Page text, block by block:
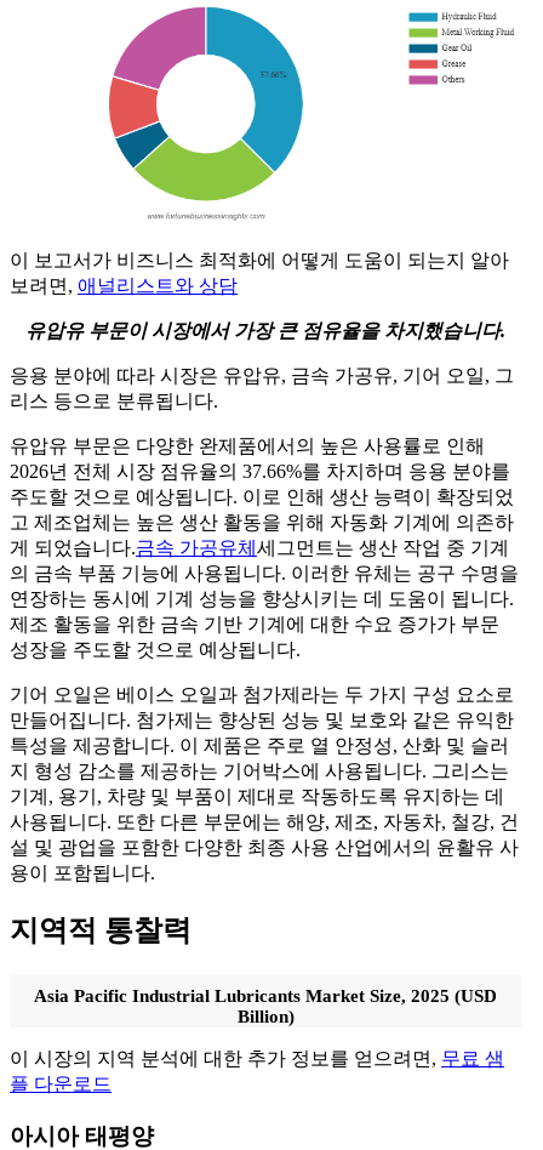
이 보고서가 비즈니스 최적화에 어떻게 도움이 되는지 알아
보려면, 애널리스트와 상담
유압유 부문이 시장에서 가장 큰 점유율을 차지했습니다.
응용 분야에 따라 시장은 유압유, 금속 가공유, 기어 오일, 그
리스 등으로 분류됩니다.
유압유 부문은 다양한 완제품에서의 높은 사용률로 인해
2026년 전체 시장 점유율의 37.66%를 차지하며 응용 분야를
주도할 것으로 예상됩니다. 이로 인해 생산 능력이 확장되었
고 제조업체는 높은 생산 활동을 위해 자동화 기계에 의존하
게 되었습니다.금속 가공유체 세그먼트는 생산 작업 중 기계
의 금속 부품 기능에 사용됩니다. 이러한 유체는 공구 수명을
연장하는 동시에 기계 성능을 향상시키는 데 도움이 됩니다.
제조 활동을 위한 금속 기반 기계에 대한 수요 증가가 부문
성장을 주도할 것으로 예상됩니다.
기어 오일은 베이스 오일과 첨가제라는 두 가지 구성 요소로
만들어집니다. 첨가제는 향상된 성능 및 보호와 같은 유익한
특성을 제공합니다. 이 제품은 주로 열 안정성, 산화 및 슬러
지 형성 감소를 제공하는 기어박스에 사용됩니다. 그리스는
기계, 용기, 차량 및 부품이 제대로 작동하도록 유지하는 데
사용됩니다. 또한 다른 부문에는 해양, 제조, 자동차, 철강, 건
설 및 광업을 포함한 다양한 최종 사용 산업에서의 윤활유 사
용이 포함됩니다.
지역적 통찰력
Asia Pacific Industrial Lubricants Market Size, 2025 (USD
Billion)
이 시장의 지역 분석에 대한 추가 정보를 얻으려면, 무료 샘
플 다운로드
아시아 태평양